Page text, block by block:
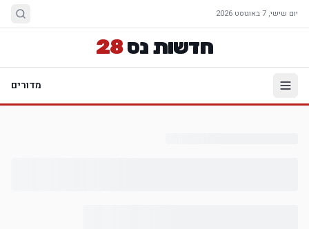
יום שישי, 7 באוגוסט 2026
חדשות נס28
מדורים